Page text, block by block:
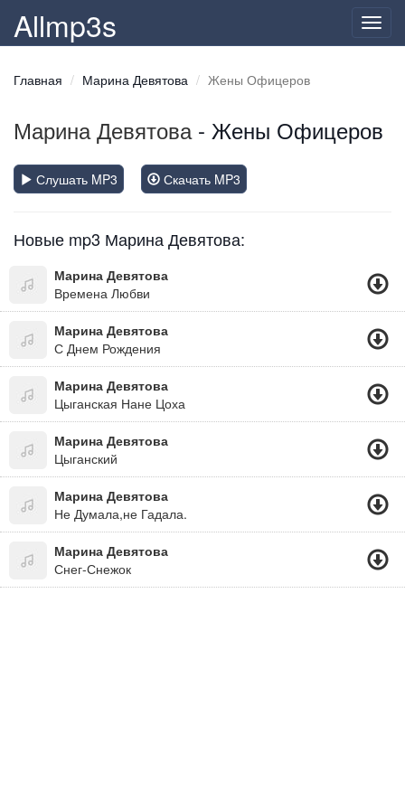
Allmp3s
Главная Марина Девятова Жены Офицеров
Марина Девятова- Жены Офицеров
Слушать MP3 Скачать MP3
Новые mp3 Марина Девятова:
Марина Девятова
Времена Любви
Марина Девятова
С Днем Рождения
Марина Девятова
Цыганская Нане Цоха
Марина Девятова
Цыганский
Марина Девятова
Не Думала,не Гадала.
Марина Девятова
Снег-Снежок